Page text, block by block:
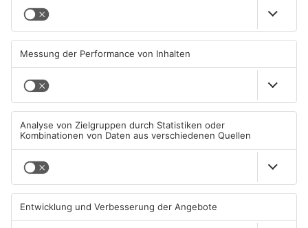
Gewässer im Primaveraland
leiden unter Trockenheit
PRIMAVERALAND
Kliniken im Primaveraland
melden mehr Patienten
PRIMAVERALAND